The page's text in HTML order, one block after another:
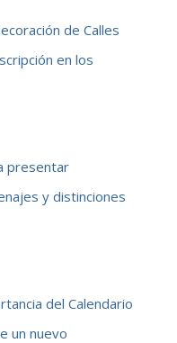
de Calles
en los
presentar
y distinciones
del Calendario
un nuevo